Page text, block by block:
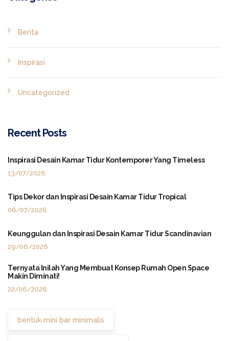
Berita
Inspirasi
Uncategorized
Recent Posts
Inspirasi Desain Kamar Tidur Kontemporer Yang Timeless
13/07/2026
Tips Dekor dan Inspirasi Desain Kamar Tidur Tropical
06/07/2026
Keunggulan dan Inspirasi Desain Kamar Tidur Scandinavian
29/06/2026
Ternyata Inilah Yang Membuat Konsep Rumah Open Space
Makin Diminati!
22/06/2026
bentuk mini bar minimalis